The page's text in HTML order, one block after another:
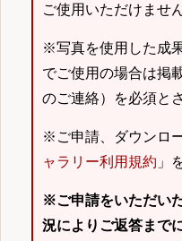
ご使用いただけません
※写真を使用した成
でご使用の場合は掲
のご連絡）を必須と
※ご申請、ダウンロ
ャラリー利用規約 」
※ご申請をいただい
況によりご返答まで